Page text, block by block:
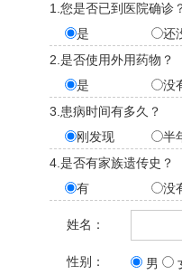
1.您是否已到医院确诊
是
还
2.是否使用外用药物？
是
没
3.患病时间有多久？
刚发现
半
4.是否有家族遗传史？
有
没
姓名：
性别： 男